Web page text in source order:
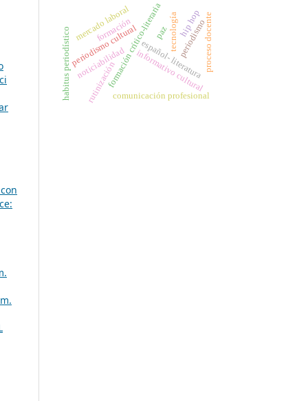
formación crítico-literaria
comunicación profesional
español- literatura
periodismo cultural
informativo cultural
periodismoproceso docente
paz
habitus periodístico rutinización
noticiabilidad
formación
mercado laboral tecnologíahip hop